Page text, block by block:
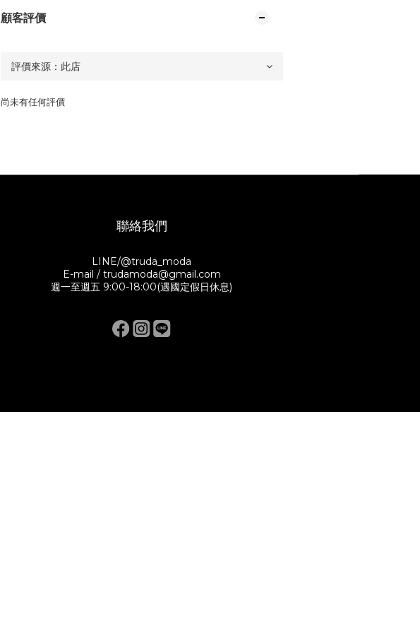
顧客評價
尚未有任何評價
聯絡我們
LINE/@truda_moda
E-mail / trudamoda@gmail.com
週一至週五 9:00-18:00(遇國定假日休息)